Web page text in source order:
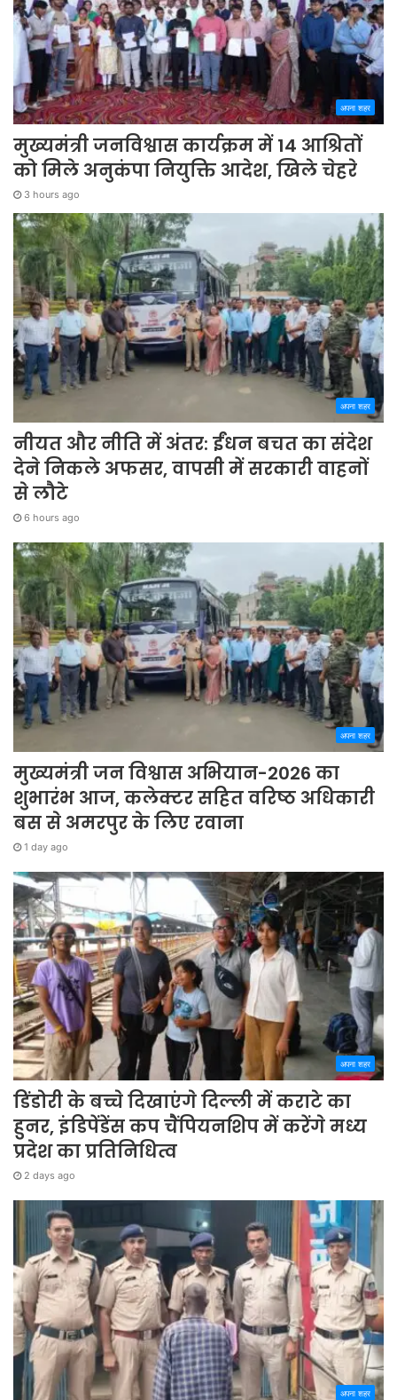
अपना शहर
मुख्यमंत्री जनविश्वास कार्यक्रम में 14 आश्रितों
को मिले अनुकंपा नियुक्ति आदेश, खिले चेहरे
3 hours ago
अपना शहर
नीयत और नीति में अंतर: ईंधन बचत का संदेश
देने निकले अफसर, वापसी में सरकारी वाहनों
से लौटे
6 hours ago
अपना शहर
मुख्यमंत्री जन विश्वास अभियान-2026 का
शुभारंभ आज, कलेक्टर सहित वरिष्ठ अधिकारी
बस से अमरपुर के लिए रवाना
1 day ago
अपना शहर
डिंडोरी के बच्चे दिखाएंगे दिल्ली में कराटे का
हुनर, इंडिपेंडेंस कप चैंपियनशिप में करेंगे मध्य
प्रदेश का प्रतिनिधित्व
2 days ago
अपना शहर